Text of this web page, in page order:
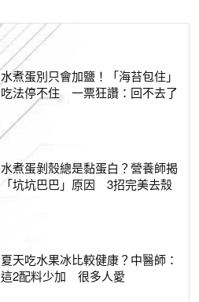
水煮蛋別只會加鹽！「海苔包住」
吃法停不住 一票狂讚：回不去了
水煮蛋剝殼總是黏蛋白？營養師揭
「坑坑巴巴」原因 3招完美去殼
夏天吃水果冰比較健康？中醫師：
這2配料少加 很多人愛